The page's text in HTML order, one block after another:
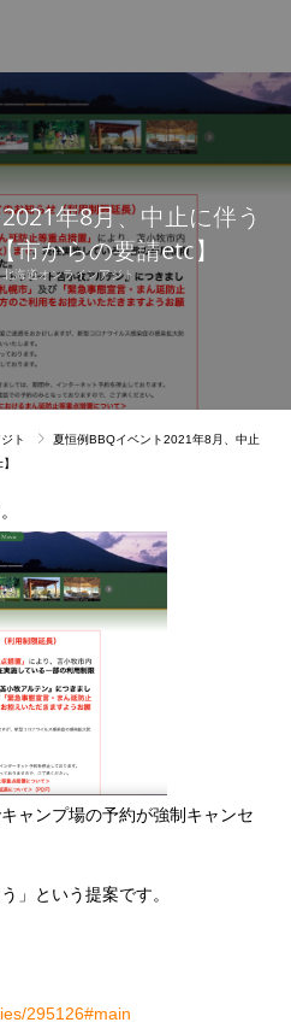
年8月、中止に伴う
市からの要請etc】
北海道オンラインアジト
ト
夏恒例BBQイベント2021年8月、中止
ャンプ場の予約が強制キャンセ
」という提案です。
295126#main